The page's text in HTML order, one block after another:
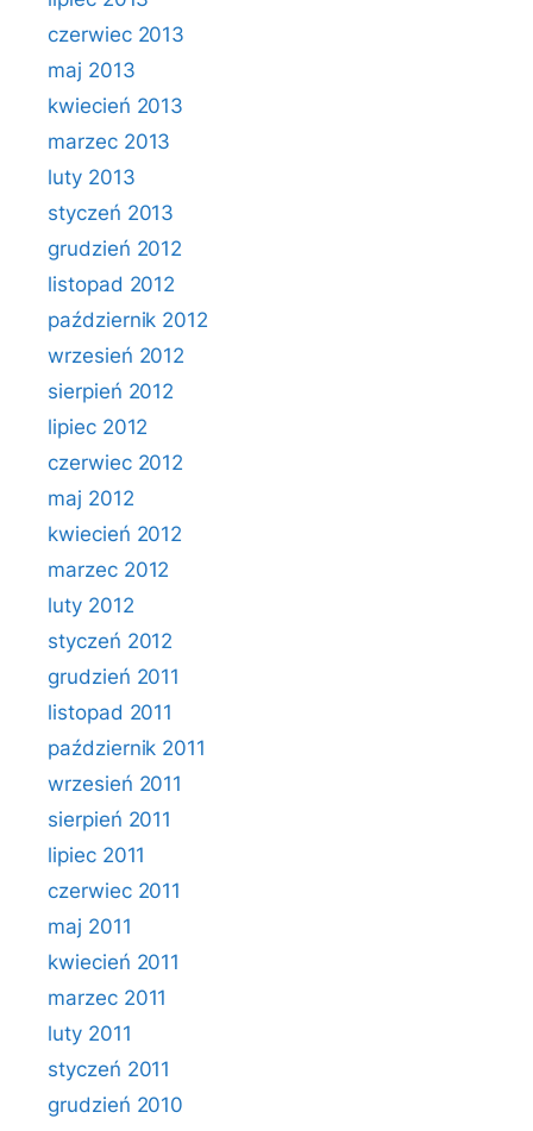
czerwiec 2013
maj 2013
kwiecień 2013
marzec 2013
luty 2013
styczeń 2013
grudzień 2012
listopad 2012
październik 2012
wrzesień 2012
sierpień 2012
lipiec 2012
czerwiec 2012
maj 2012
kwiecień 2012
marzec 2012
luty 2012
styczeń 2012
grudzień 2011
listopad 2011
październik 2011
wrzesień 2011
sierpień 2011
lipiec 2011
czerwiec 2011
maj 2011
kwiecień 2011
marzec 2011
luty 2011
styczeń 2011
grudzień 2010